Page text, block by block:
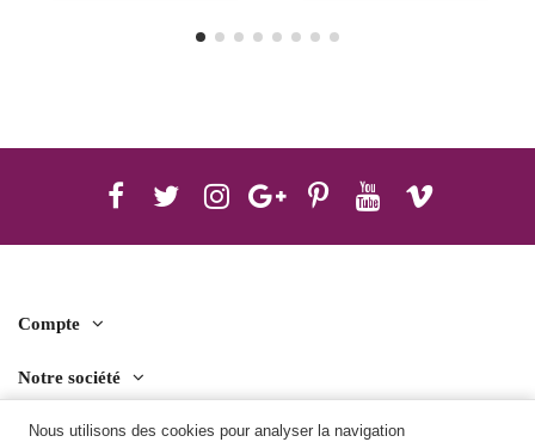
Nous utilisons des cookies pour analyser la navigation
Compte
Notre société
Contact us